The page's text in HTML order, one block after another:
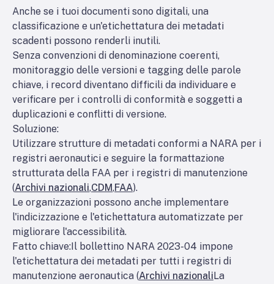
Anche se i tuoi documenti sono digitali, una
classificazione e un'etichettatura dei metadati
scadenti possono renderli inutili.
Senza convenzioni di denominazione coerenti,
monitoraggio delle versioni e tagging delle parole
chiave, i record diventano difficili da individuare e
verificare per i controlli di conformità e soggetti a
duplicazioni e conflitti di versione.
Soluzione:
Utilizzare strutture di metadati conformi a NARA per i
registri aeronautici e seguire la formattazione
strutturata della FAA per i registri di manutenzione
(Archivi nazionali,CDM,FAA).
Le organizzazioni possono anche implementare
l'indicizzazione e l'etichettatura automatizzate per
migliorare l'accessibilità.
Fatto chiave:Il bollettino NARA 2023-04 impone
l'etichettatura dei metadati per tutti i registri di
manutenzione aeronautica (Archivi nazionaliLa